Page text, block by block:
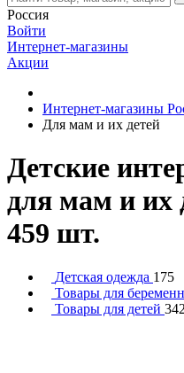
Россия
Войти
Интернет-магазины
Акции
Интернет-магазины
Для мам и их детей
Детские
для мам и их
459 шт.
Детская одежда 175
Товары для
Товары для детей 342